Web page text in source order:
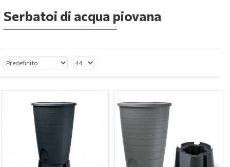
Serbatoi di acqua piovana